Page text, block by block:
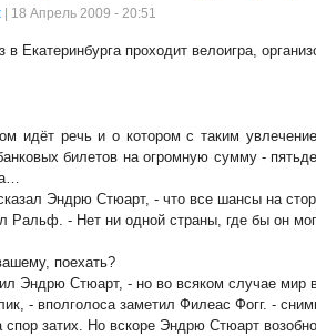
| 18 Апрель 2009 - 20:51
в Екатеринбурга проходит велоигра,
идёт речь и о котором с таким
билетов на огромную сумму -
Эндрю Стюарт, - что все шансы на
Ральф. - Нет ни одной страны, где бы он
поехать?
Эндрю Стюарт, - но во всяком случае мир
- вполголоса заметил Филеас Фогг. -
спор затих. Но вскоре Эндрю Стюарт